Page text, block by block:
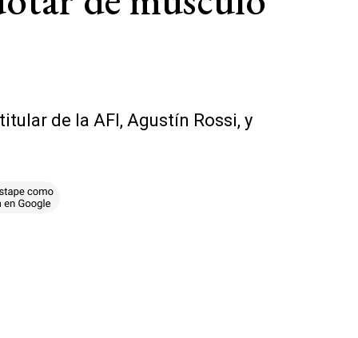
de la AFI, Agustín Rossi, y